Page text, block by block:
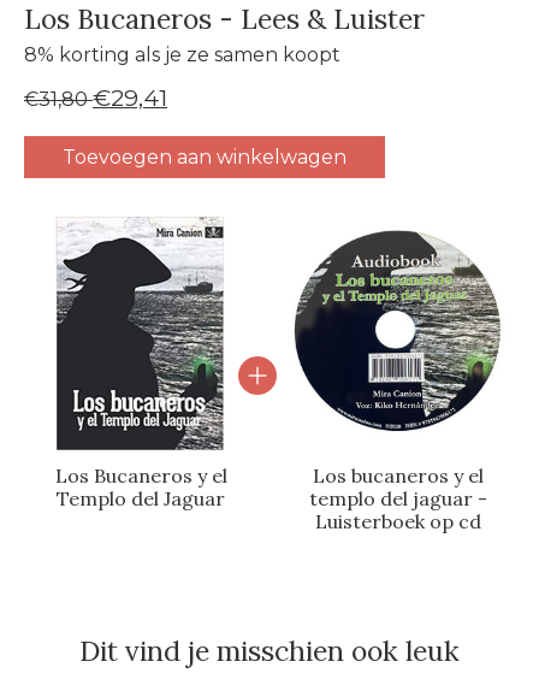
Los Bucaneros - Lees & Luister
8% korting als je ze samen koopt
€31,80€29,41
Toevoegen aan winkelwagen
Carrousel van gebundelde producten
Los Bucaneros y el
Templo del Jaguar
Los bucaneros y el
templo del jaguar -
Luisterboek op cd
Dit vind je misschien ook leuk